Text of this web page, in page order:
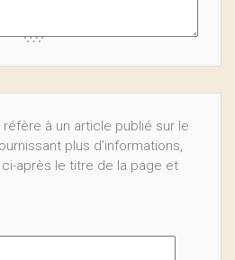
à un article publié sur le
plus d’informations,
après le titre de la page et